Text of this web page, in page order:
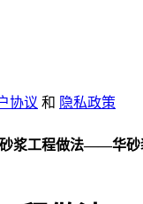
协议 和 隐私政策
浆工程做法——华砂